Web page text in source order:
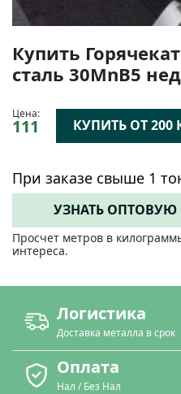
Купить
cталь 30MnB5
Цена:
111 КУПИТЬ ОТ 200
При заказе свыше 1
УЗНАТЬ ОПТОВУЮ
Просчет метров в
интереса.
Логистика
Доставка металла в срок
Оплата
Нал / Без Нал